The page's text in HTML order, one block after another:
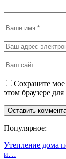
Сохраните мое
этом браузере
Популярное:
Утепление дома
и…